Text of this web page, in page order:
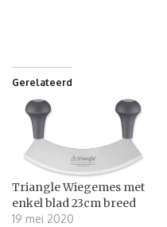
Gerelateerd
Triangle Wiegemes met
enkel blad 23cm breed
19 mei 2020